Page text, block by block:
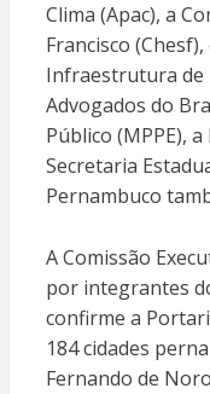
Clima (Apac), a
Francisco
Infraestrutura de
Advogados do
Público (MPPE),
Secretaria
Pernambuco
A Comissão
por integrantes
confirme a
184 cidades
Fernando de